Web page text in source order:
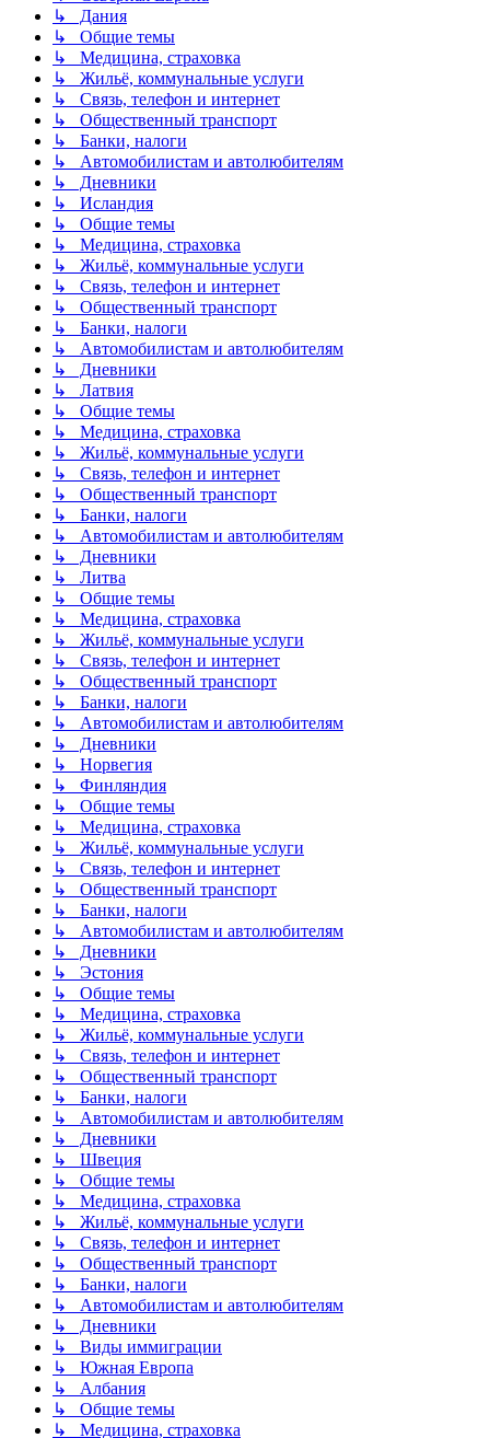
↳ Дания
↳ Общие темы
↳ Медицина, страховка
↳ Жильё, коммунальные услуги
↳ Связь, телефон и интернет
↳ Общественный транспорт
↳ Банки, налоги
↳ Автомобилистам и автолюбителям
↳ Дневники
↳ Исландия
↳ Общие темы
↳ Медицина, страховка
↳ Жильё, коммунальные услуги
↳ Связь, телефон и интернет
↳ Общественный транспорт
↳ Банки, налоги
↳ Автомобилистам и автолюбителям
↳ Дневники
↳ Латвия
↳ Общие темы
↳ Медицина, страховка
↳ Жильё, коммунальные услуги
↳ Связь, телефон и интернет
↳ Общественный транспорт
↳ Банки, налоги
↳ Автомобилистам и автолюбителям
↳ Дневники
↳ Литва
↳ Общие темы
↳ Медицина, страховка
↳ Жильё, коммунальные услуги
↳ Связь, телефон и интернет
↳ Общественный транспорт
↳ Банки, налоги
↳ Автомобилистам и автолюбителям
↳ Дневники
↳ Норвегия
↳ Финляндия
↳ Общие темы
↳ Медицина, страховка
↳ Жильё, коммунальные услуги
↳ Связь, телефон и интернет
↳ Общественный транспорт
↳ Банки, налоги
↳ Автомобилистам и автолюбителям
↳ Дневники
↳ Эстония
↳ Общие темы
↳ Медицина, страховка
↳ Жильё, коммунальные услуги
↳ Связь, телефон и интернет
↳ Общественный транспорт
↳ Банки, налоги
↳ Автомобилистам и автолюбителям
↳ Дневники
↳ Швеция
↳ Общие темы
↳ Медицина, страховка
↳ Жильё, коммунальные услуги
↳ Связь, телефон и интернет
↳ Общественный транспорт
↳ Банки, налоги
↳ Автомобилистам и автолюбителям
↳ Дневники
↳ Виды иммиграции
↳ Южная Европа
↳ Албания
↳ Общие темы
↳ Медицина, страховка